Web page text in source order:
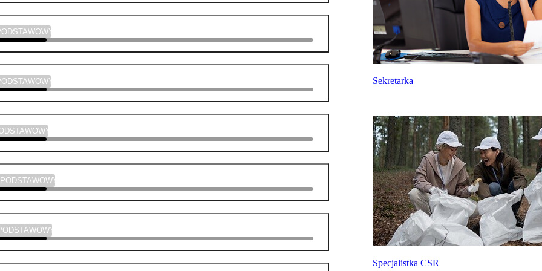
PODSTAWOWY
PODSTAWOWY
PODSTAWOWY
PODSTAWOWY
Sekretarka
Specjalistka CSR